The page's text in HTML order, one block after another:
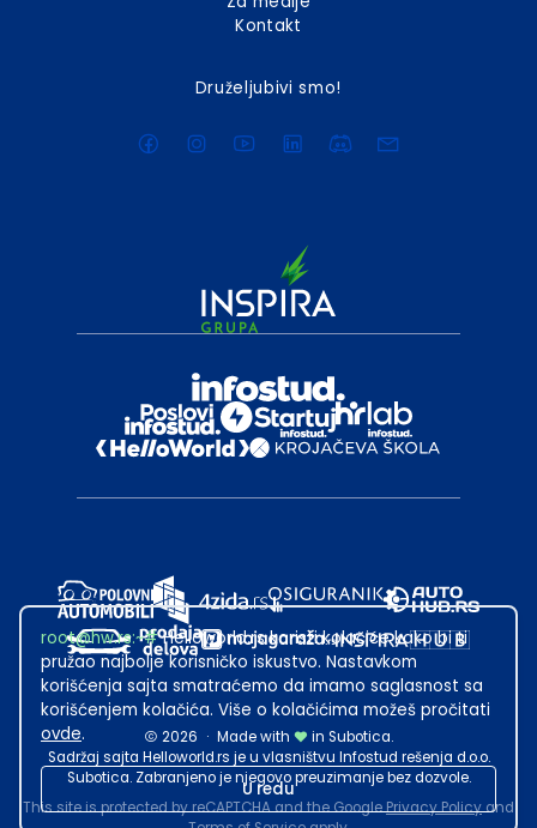
Kontakt
Druželjubivi smo!
2026 · Made with
in Subotica.
Sadržaj sajta Helloworld.rs je u vlasništvu Infostud rešenja d.o.o.
Subotica. Zabranjeno je njegovo preuzimanje bez dozvole.
This site is protected by reCAPTCHA and the GooglePrivacy Policyand
root@hw.rs:~#Helloworld.rs koristi kolačiće kako bi ti
pružao najbolje korisničko iskustvo. Nastavkom
korišćenja sajta smatraćemo da imamo saglasnost sa
korišćenjem kolačića. Više o kolačićima možeš pročitati
ovde.
U redu